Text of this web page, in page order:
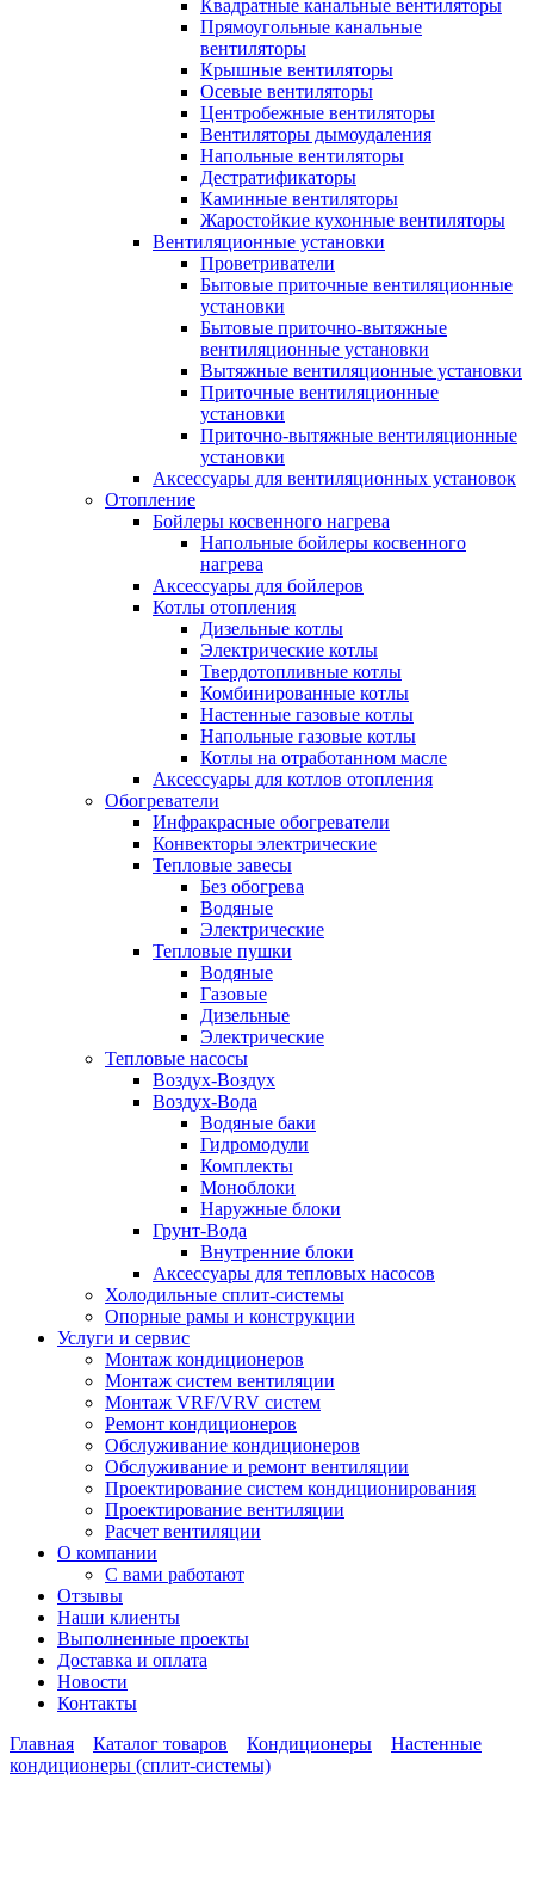
Квадратные канальные вентиляторы
Прямоугольные канальные
вентиляторы
Крышные вентиляторы
Осевые вентиляторы
Центробежные вентиляторы
Вентиляторы дымоудаления
Напольные вентиляторы
Дестратификаторы
Каминные вентиляторы
Жаростойкие кухонные вентиляторы
Вентиляционные установки
Проветриватели
Бытовые приточные вентиляционные
установки
Бытовые приточно-вытяжные
вентиляционные установки
Вытяжные вентиляционные установки
Приточные вентиляционные
установки
Приточно-вытяжные вентиляционные
установки
Аксессуары для вентиляционных установок
Отопление
Бойлеры косвенного нагрева
Напольные бойлеры косвенного
нагрева
Аксессуары для бойлеров
Котлы отопления
Дизельные котлы
Электрические котлы
Твердотопливные котлы
Комбинированные котлы
Настенные газовые котлы
Напольные газовые котлы
Котлы на отработанном масле
Аксессуары для котлов отопления
Обогреватели
Инфракрасные обогреватели
Конвекторы электрические
Тепловые завесы
Без обогрева
Водяные
Электрические
Тепловые пушки
Водяные
Газовые
Дизельные
Электрические
Тепловые насосы
Воздух-Воздух
Воздух-Вода
Водяные баки
Гидромодули
Комплекты
Моноблоки
Наружные блоки
Грунт-Вода
Внутренние блоки
Аксессуары для тепловых насосов
Холодильные сплит-системы
Опорные рамы и конструкции
Услуги и сервис
Монтаж кондиционеров
Монтаж систем вентиляции
Монтаж VRF/VRV систем
Ремонт кондиционеров
Обслуживание кондиционеров
Обслуживание и ремонт вентиляции
Проектирование систем кондиционирования
Проектирование вентиляции
Расчет вентиляции
О компании
С вами работают
Отзывы
Наши клиенты
Выполненные проекты
Доставка и оплата
Новости
Контакты
Главная
Каталог товаров Кондиционеры
Настенные
кондиционеры (сплит-системы)